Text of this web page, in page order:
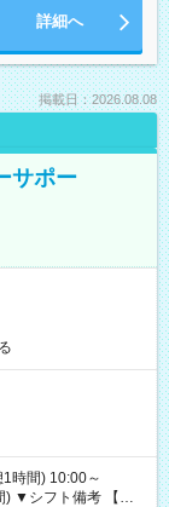
詳細へ
掲載日：2026.08.08
サポー
時間) 10:00～